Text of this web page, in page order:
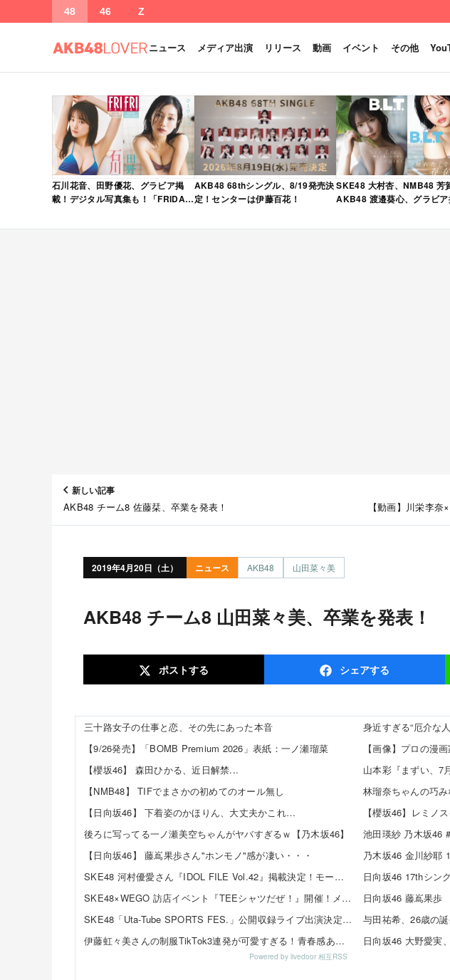
48 46 Z
ニュース メディア出演 リリース 動画 イベント その他
石川花音、田野優花、グラビア掲
載！デジタル写真集も！「FRIDAY
発売！
AKB48 68thシングル、8/19発売決
定！センターは伊藤百花！
SKE48 大村杏、NMB48 芳
AKB48 渡邉葵心、グラビア
月号」本日4/28発売！
新しい記事
AKB48 チーム8 佐藤栞、卒業を発表！
【動画】川栄李奈
2019年4月20日（土） ニュース AKB48 山田菜々美
AKB48 チーム8 山田菜々美、卒業を発表！
ポストする シェアする
三十路女子の仕事と恋、その先にあった本音
【9/26発売】「BOMB Premium 2026」表紙：一ノ瀬瑠菜
【櫻坂46】 森田ひかる、近日解禁...
【NMB48】 TIFでまさかの初めてのオール無し
【日向坂46】 下着姿のかほりん、大丈夫かこれ…
後ろに写ってる一ノ瀬美空ちゃんがヤバすぎるｗ【乃木坂46】
【日向坂46】 藤嶌果歩さん"ホンモノ"感が凄い・・・
SKE48 河村優愛さん『IDOL FILE Vol.42』掲載決定！モード系ファッションで新たな魅力を披露
SKE48×WEGO 訪店イベント『TEEシャツだぜ！』開催！メンバーが大須店でコーディネート【SNSまとめ】
SKE48「Uta-Tube SPORTS FES.」公開収録ライブ出演決定！
伊藤虹々美さんの制服TikTok3連発が可愛すぎる！青春感あふれるダンス動画に注目✨
Powered by livedoor 相互RSS
身近すぎる“厄介な
【画像】プロの漫
山本彩『まずい、7
乃木坂46 金川紗耶
日向坂46 17thシン
与田祐希、26歳の
日向坂46 大野愛実